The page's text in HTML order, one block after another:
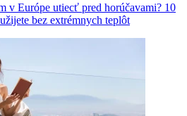
v Európe utiecť pred horúčavami? 10
bez extrémnych teplôt